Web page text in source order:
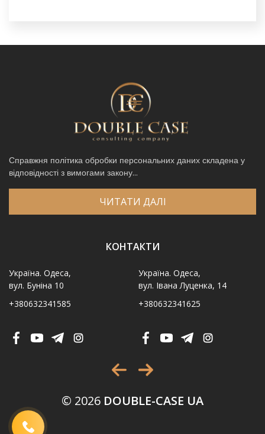
Справжня політика обробки персональних даних складена у
відповідності з вимогами закону...
ЧИТАТИ ДАЛІ
КОНТАКТИ
Україна. Одеса,
вул. Буніна 10
+380632341585
Україна. Одеса,
вул. Івана Луценка, 14
+380632341625
© 2026 DOUBLE-CASE UA
Код, зображений на картинці